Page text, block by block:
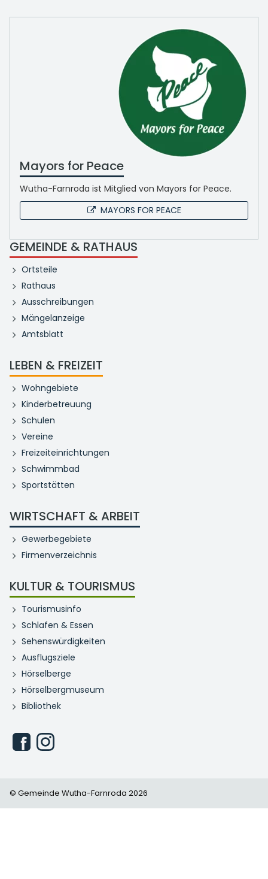
Mayors for Peace
Wutha-Farnroda ist Mitglied von Mayors for Peace.
MAYORS FOR PEACE
GEMEINDE & RATHAUS
Ortsteile
Rathaus
Ausschreibungen
Mängelanzeige
Amtsblatt
LEBEN & FREIZEIT
Wohngebiete
Kinderbetreuung
Schulen
Vereine
Freizeiteinrichtungen
Schwimmbad
Sportstätten
WIRTSCHAFT & ARBEIT
Gewerbegebiete
Firmenverzeichnis
KULTUR & TOURISMUS
Tourismusinfo
Schlafen & Essen
Sehenswürdigkeiten
Ausflugsziele
Hörselberge
Hörselbergmuseum
Bibliothek
© Gemeinde Wutha-Farnroda 2026